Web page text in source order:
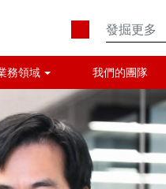
務領域 我們的團隊